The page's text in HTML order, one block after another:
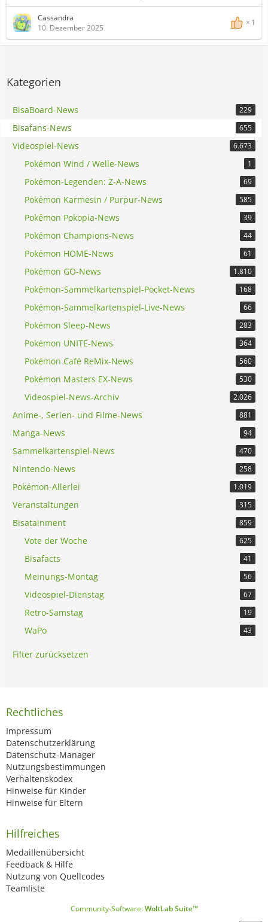
Cassandra
10. Dezember 2025
1
Kategorien
BisaBoard-News 229
Bisafans-News 655
Videospiel-News 6.673
Pokémon Wind / Welle-News 1
Pokémon-Legenden: Z-A-News 69
Pokémon Karmesin / Purpur-News 585
Pokémon Pokopia-News 39
Pokémon Champions-News 44
Pokémon HOME-News 61
Pokémon GO-News 1.810
Pokémon-Sammelkartenspiel-Pocket-News 168
Pokémon-Sammelkartenspiel-Live-News 66
Pokémon Sleep-News 283
Pokémon UNITE-News 364
Pokémon Café ReMix-News 560
Pokémon Masters EX-News 530
Videospiel-News-Archiv 2.026
Anime-, Serien- und Filme-News 881
Manga-News 94
Sammelkartenspiel-News 470
Nintendo-News 258
Pokémon-Allerlei 1.019
Veranstaltungen 315
Bisatainment 859
Vote der Woche 625
Bisafacts 41
Meinungs-Montag 56
Videospiel-Dienstag 67
Retro-Samstag 19
WaPo 43
Filter zurücksetzen
Rechtliches
Impressum
Datenschutzerklärung
Datenschutz-Manager
Nutzungsbestimmungen
Verhaltenskodex
Hinweise für Kinder
Hinweise für Eltern
Hilfreiches
Medaillenübersicht
Feedback & Hilfe
Nutzung von Quellcodes
Teamliste
Community-Software:WoltLab Suite™